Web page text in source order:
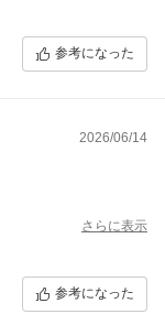
参考になった
2026/06/14
さらに表示
参考になった